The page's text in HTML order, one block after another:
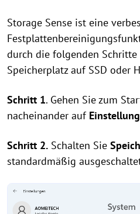
Storage Sense ist eine
durch die folgenden
Speicherplatz auf SSD oder
Schritt 1. Gehen Sie zum
nacheinander auf
Schritt 2. Schalten Sie
standardmäßig